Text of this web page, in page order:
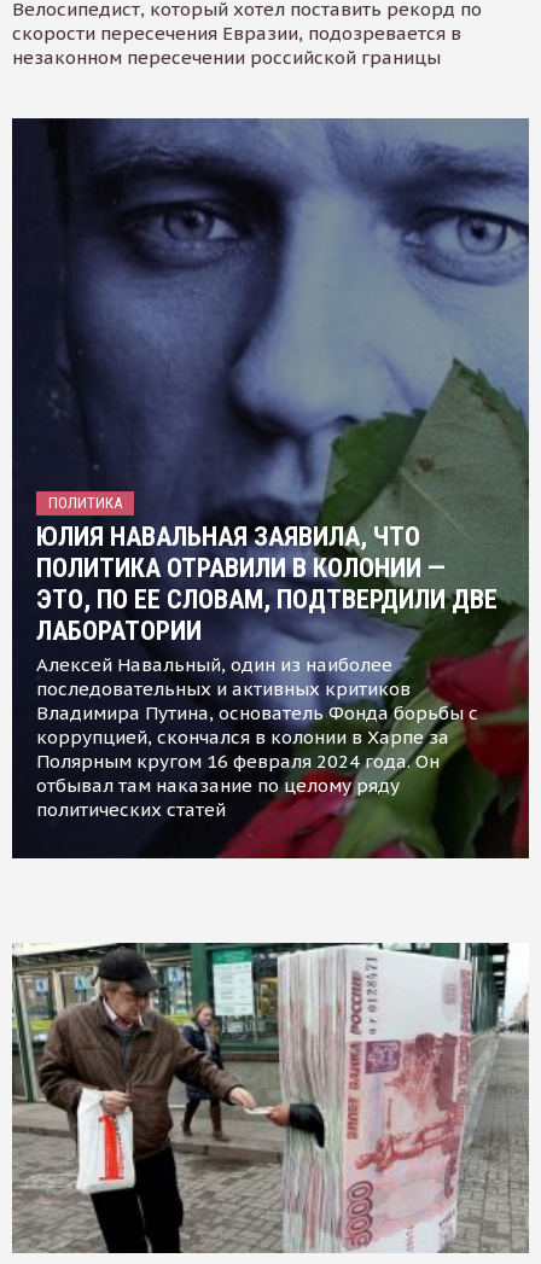
Велосипедист, который хотел поставить рекорд по
скорости пересечения Евразии, подозревается в
незаконном пересечении российской границы
ПОЛИТИКА
ЮЛИЯ НАВАЛЬНАЯ ЗАЯВИЛА, ЧТО
ПОЛИТИКА ОТРАВИЛИ В КОЛОНИИ —
ЭТО, ПО ЕЕ СЛОВАМ, ПОДТВЕРДИЛИ ДВЕ
ЛАБОРАТОРИИ
Алексей Навальный, один из наиболее
последовательных и активных критиков
Владимира Путина, основатель Фонда борьбы с
коррупцией, скончался в колонии в Харпе за
Полярным кругом 16 февраля 2024 года. Он
отбывал там наказание по целому ряду
политических статей